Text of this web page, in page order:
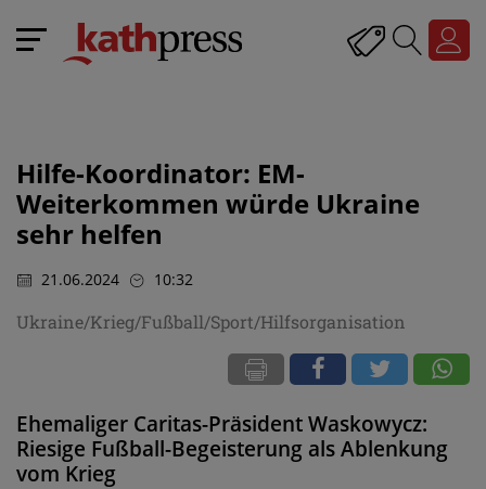
Hilfe-Koordinator: EM-
Weiterkommen würde Ukraine
sehr helfen
21.06.2024 10:32
Ukraine/Krieg/Fußball/Sport/Hilfsorganisation
Ehemaliger Caritas-Präsident Waskowycz:
Riesige Fußball-Begeisterung als Ablenkung
vom Krieg